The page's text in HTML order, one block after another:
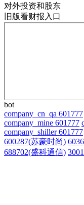
对外投资和股东
旧版看财报入口
bot
company_cn_qa 601777
company_mine 601777
company_shiller 601777
600287(苏豪时尚)
688702(盛科通信)